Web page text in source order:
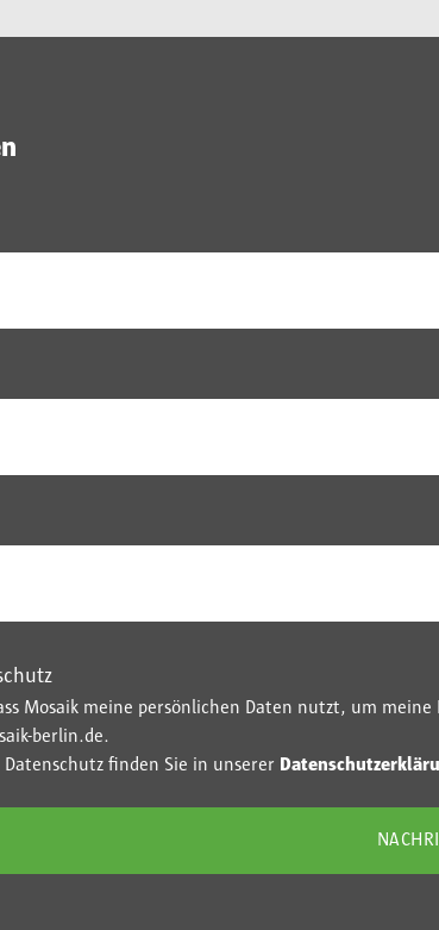
Mosaik meine persönlichen Daten nutzt, um
berlin.de.
finden Sie in unserer